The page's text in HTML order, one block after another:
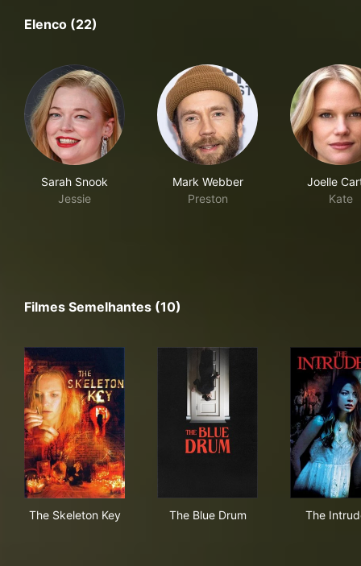
Elenco (22)
Sarah Snook
Jessie
Mark Webber
Preston
Joelle
Kate
Filmes Semelhantes (10)
The Skeleton Key The Blue Drum The